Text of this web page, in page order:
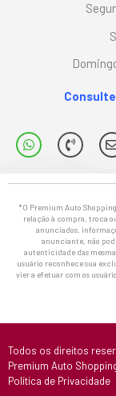
*O Premium Auto
relação à compra, troca
anunciados,
anunciante, não
autenticidade das
usuário reconhece sua
vier a efetuar com os
Todos os direitos
Premium Auto
Política de Privacidade